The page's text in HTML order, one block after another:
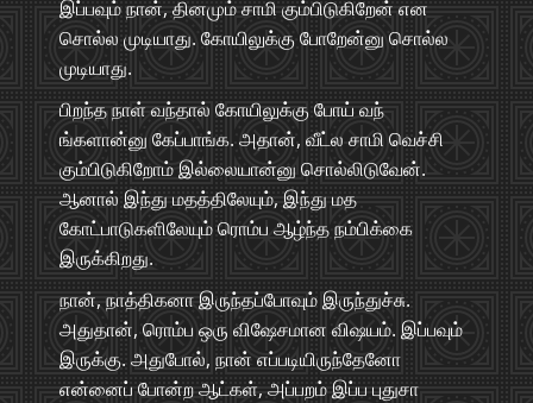
இப்பவும் நான், தினமும் சாமி கும்பிடுகிறேன் என
சொல்ல முடியாது. கோயிலுக்கு போறேன்னு சொல்ல
முடியாது.
பிறந்த நாள் வந்தால் கோயிலுக்கு போய் வந்
ங்களான்னு கேப்பாங்க. அதான், வீட்ல சாமி வெச்சி
கும்பிடுகிறோம் இல்லையான்னு சொல்லிடுவேன்.
ஆனால் இந்து மதத்திலேயும், இந்து மத
கோட்பாடுகளிலேயும் ரொம்ப ஆழ்ந்த நம்பிக்கை
இருக்கிறது.
நான், நாத்திகனா இருந்தப்போவும் இருந்துச்சு.
அதுதான், ரொம்ப ஒரு விஷேசமான விஷயம். இப்பவும்
இருக்கு. அதுபோல், நான் எப்படியிருந்தேனோ
என்னைப் போன்ற ஆட்கள், அப்பறம் இப்ப புதுசா